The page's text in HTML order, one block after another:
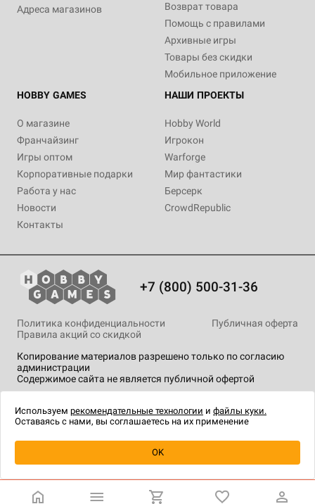
Купить| 1 690 ₽
Адреса магазинов
Возврат товара
Помощь с правилами
Архивные игры
Товары без скидки
Мобильное приложение
HOBBY GAMES
О магазине
Франчайзинг
Игры оптом
Корпоративные подарки
Работа у нас
Новости
Контакты
НАШИ ПРОЕКТЫ
Hobby World
Игрокон
Warforge
Мир фантастики
Берсерк
CrowdRepublic
+7 (800) 500-31-36
Копирование материалов разрешено только по согласию
администрации
Содержимое сайта не является публичной офертой
Политика конфиденциальности
Публичная оферта
Правила акций со скидкой
технологии.
Используем рекомендательные технологии и файлы куки.
Оставаясь с нами, вы соглашаетесь на их применение
OK